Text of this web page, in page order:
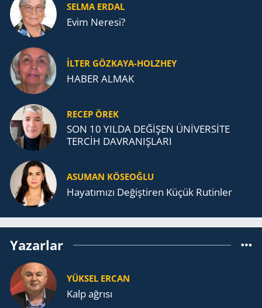
SELMA ERDAL
Evim Neresi?
İLTER GÖZKAYA-HOLZHEY
HABER ALMAK
RECEP ÖREK
SON 10 YILDA DEĞİŞEN ÜNİVERSİTE
TERCİH DAVRANIŞLARI
ASUMAN KÖSEOĞLU
Ha­ya­tı­mı­zı De­ğiş­ti­ren Küçük Ru­tin­ler
Yazarlar
YÜKSEL ERCAN
Kalp ağrısı